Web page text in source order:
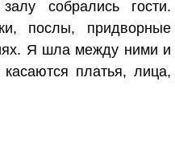
собрались гости.
послы, придворные
Я шла между ними и
касаются платья, лица,